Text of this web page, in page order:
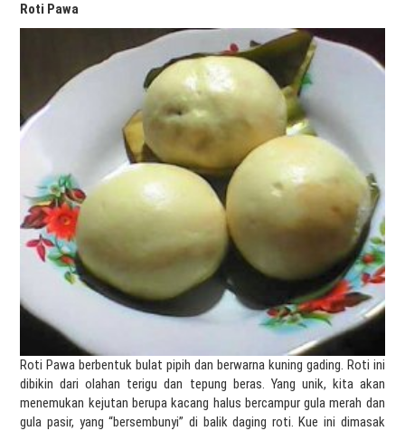
Roti Pawa
Roti Pawa berbentuk bulat pipih dan berwarna kuning gading. Roti ini
dibikin dari olahan terigu dan tepung beras. Yang unik, kita akan
menemukan kejutan berupa kacang halus bercampur gula merah dan
gula pasir, yang “bersembunyi” di balik daging roti. Kue ini dimasak